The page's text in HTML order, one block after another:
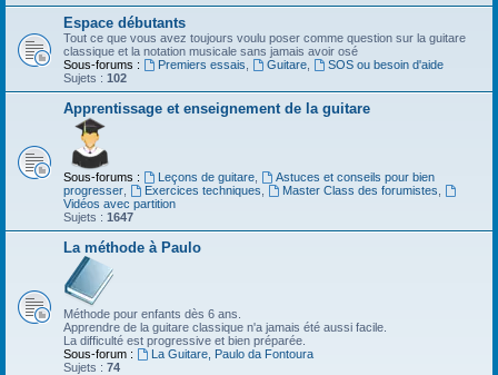
Espace débutants
Tout ce que vous avez toujours voulu poser comme question sur la guitare
classique et la notation musicale sans jamais avoir osé
Sous-forums :
Premiers essais Guitare,
SOS ou besoin d'aide
Sujets : 102
Apprentissage et enseignement de la guitare
Sous-forums : Leçons de guitare,
Astuces et conseils pour bien
progresser
Exercices techniques Master Class des forumistes
Vidéos avec partition
Sujets : 1647
La méthode à Paulo
Méthode pour enfants dès 6 ans.
Apprendre de la guitare classique n'a jamais été aussi facile.
La difficulté est progressive et bien préparée.
Sous-forum :
La Guitare, Paulo da Fontoura
Sujets : 74